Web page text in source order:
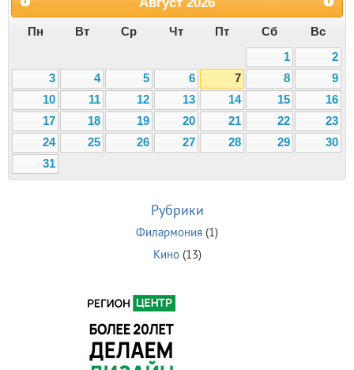
Пн Вт Ср Чт Пт Сб
Вс
1
2
3
4 5 6 7 8
9
10
11 12 13 14 15
16
17
18 19 20 21 22
23
24
25 26 27 28 29
30
31
Рубрики
Филармония (1)
Кино(13)